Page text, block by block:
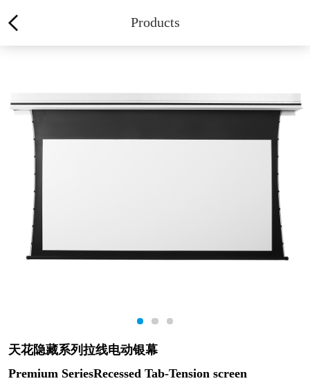
Products
1 2 3
天花隐藏系列拉线电动银幕
Premium SeriesRecessed Tab-Tension screen